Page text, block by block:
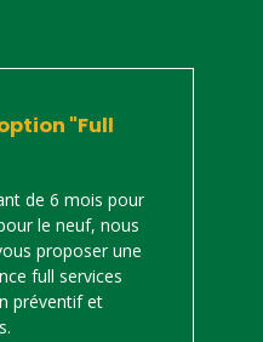
"Full
de 6 mois pour
le neuf, nous
proposer une
full services
préventif et